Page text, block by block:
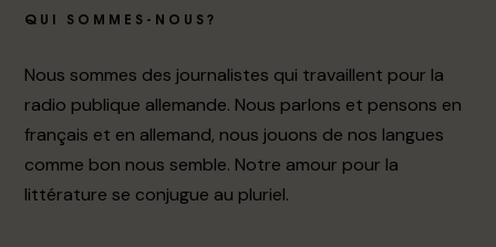
QUI SOMMES-NOUS?
Nous sommes des journalistes qui travaillent pour la
radio publique allemande. Nous parlons et pensons en
français et en allemand, nous jouons de nos langues
comme bon nous semble. Notre amour pour la
littérature se conjugue au pluriel.